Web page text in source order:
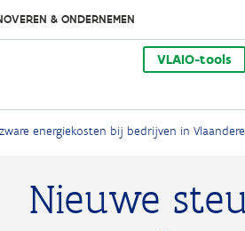
& ONDERNEMEN
VLAIO-tools
energiekosten bij bedrijven in
Nieuwe